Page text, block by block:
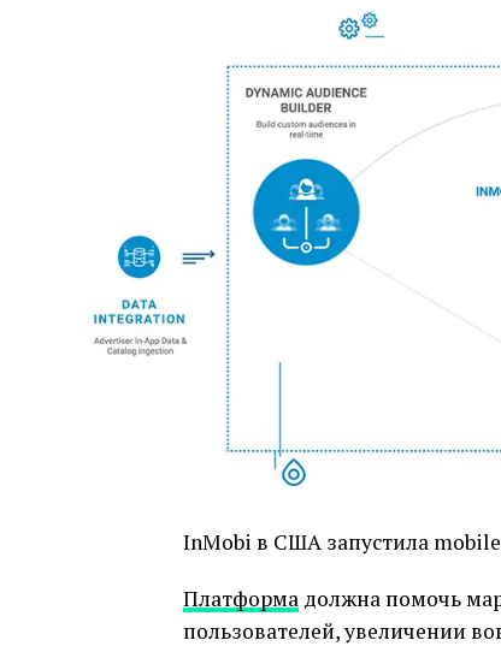
InMobi в США запустила
Платформа должна помочь
пользователей, увеличении